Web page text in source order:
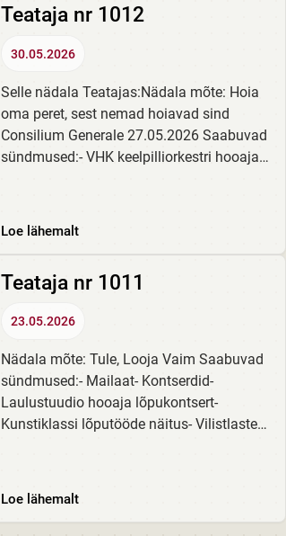
Teataja nr 1012
30.05.2026
Selle nädala Teatajas:Nädala mõte: Hoia
oma peret, sest nemad hoiavad sind
Consilium Generale 27.05.2026 Saabuvad
sündmused:- VHK keelpilliorkestri hooaja
„Naeruväärsed...
Loe lähemalt
Teataja nr 1011
23.05.2026
Nädala mõte: Tule, Looja Vaim Saabuvad
sündmused:- Mailaat- Kontserdid-
Laulustuudio hooaja lõpukontsert-
Kunstiklassi lõputööde näitus- Vilistlaste
noorte meistrivõistlustel...
Loe lähemalt